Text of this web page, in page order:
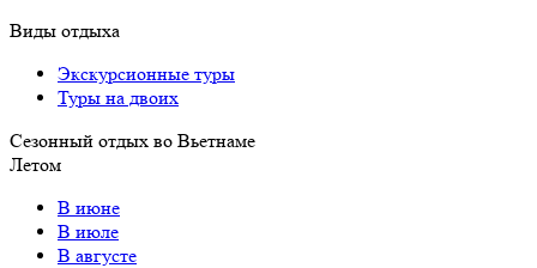
Виды отдыха
Экскурсионные туры
Туры на двоих
Сезонный отдых во Вьетнаме
Летом
В июне
В июле
В августе